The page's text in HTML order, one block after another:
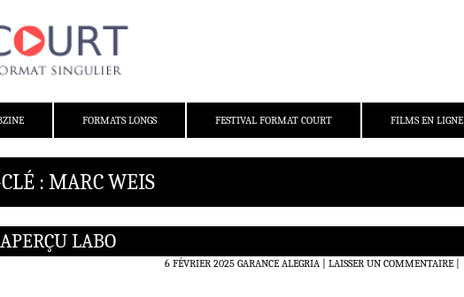
FORMATS LONGS FESTIVAL FORMAT COURT FILMS EN LIGNE
: MARC WEIS
LABO
6 FÉVRIER 2025 GARANCE ALEGRIA LAISSER UN COMMENTAIRE|